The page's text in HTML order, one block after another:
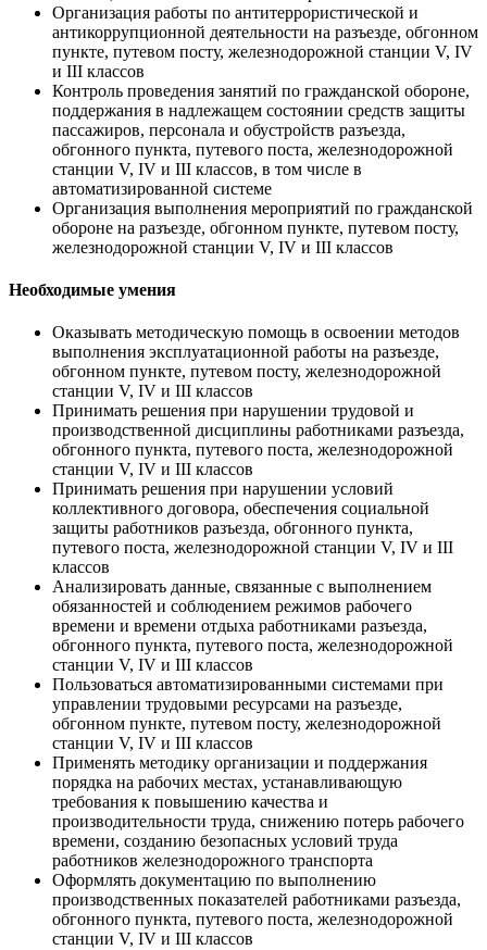
Организация работы по антитеррористической и
антикоррупционной деятельности на разъезде, обгонном
пункте, путевом посту, железнодорожной станции V, IV
и III классов
Контроль проведения занятий по гражданской обороне,
поддержания в надлежащем состоянии средств защиты
пассажиров, персонала и обустройств разъезда,
обгонного пункта, путевого поста, железнодорожной
станции V, IV и III классов, в том числе в
автоматизированной системе
Организация выполнения мероприятий по гражданской
обороне на разъезде, обгонном пункте, путевом посту,
железнодорожной станции V, IV и III классов
Необходимые умения
Оказывать методическую помощь в освоении методов
выполнения эксплуатационной работы на разъезде,
обгонном пункте, путевом посту, железнодорожной
станции V, IV и III классов
Принимать решения при нарушении трудовой и
производственной дисциплины работниками разъезда,
обгонного пункта, путевого поста, железнодорожной
станции V, IV и III классов
Принимать решения при нарушении условий
коллективного договора, обеспечения социальной
защиты работников разъезда, обгонного пункта,
путевого поста, железнодорожной станции V, IV и III
классов
Анализировать данные, связанные с выполнением
обязанностей и соблюдением режимов рабочего
времени и времени отдыха работниками разъезда,
обгонного пункта, путевого поста, железнодорожной
станции V, IV и III классов
Пользоваться автоматизированными системами при
управлении трудовыми ресурсами на разъезде,
обгонном пункте, путевом посту, железнодорожной
станции V, IV и III классов
Применять методику организации и поддержания
порядка на рабочих местах, устанавливающую
требования к повышению качества и
производительности труда, снижению потерь рабочего
времени, созданию безопасных условий труда
работников железнодорожного транспорта
Оформлять документацию по выполнению
производственных показателей работниками разъезда,
обгонного пункта, путевого поста, железнодорожной
станции V, IV и III классов